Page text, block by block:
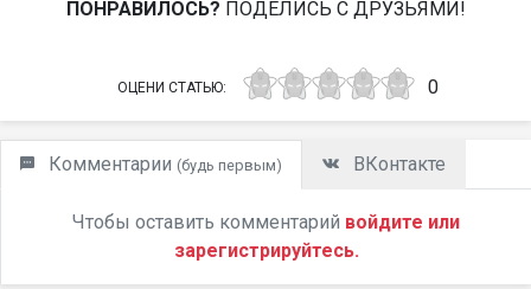
ПОНРАВИЛОСЬ? ПОДЕЛИСЬ С ДРУЗЬЯМИ!
ОЦЕНИ СТАТЬЮ: 0
Комментарии (будь первым) ВКонтакте
Чтобы оставить комментарий войдите или
зарегистрируйтесь.